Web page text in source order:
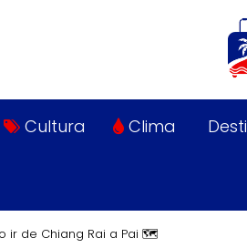
Cultura Clima
ir de Chiang Rai a Pai 🗺️